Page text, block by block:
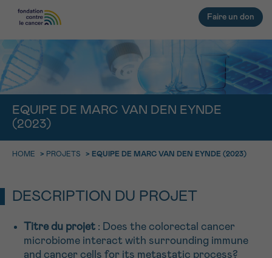
Faire un don
EQUIPE DE MARC VAN DEN EYNDE
(2023)
HOME > PROJETS > EQUIPE DE MARC VAN DEN EYNDE (2023)
DESCRIPTION DU PROJET
Titre du projet : Does the colorectal cancer
microbiome interact with surrounding immune
and cancer cells for its metastatic process?
FACE AU CANCER VOUS N’ÊTES
PAS SEUL
Contactez-nous
RETOUR
Rendez-vous Question Coordonnées Confirmation
CHOISISSEZ L’HEURE DU RENDEZ-VOUS
11h-13h